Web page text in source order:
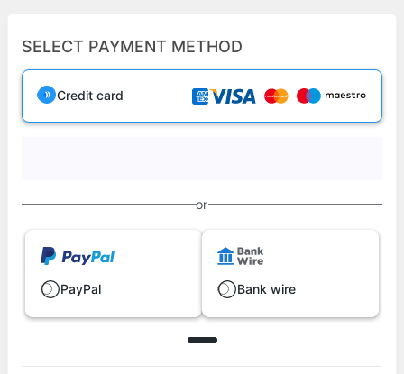
SELECT PAYMENT METHOD
Credit card
or
PayPal Bank wire